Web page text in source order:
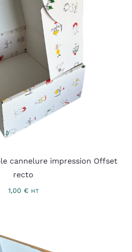
cannelure impression Offset
recto
1,00 € HT